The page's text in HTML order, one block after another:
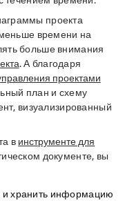
проекта
времени на
больше внимания
. А благодаря
проектами
план и схему
визуализированный
в инструменте для
документе, вы
и хранить информацию